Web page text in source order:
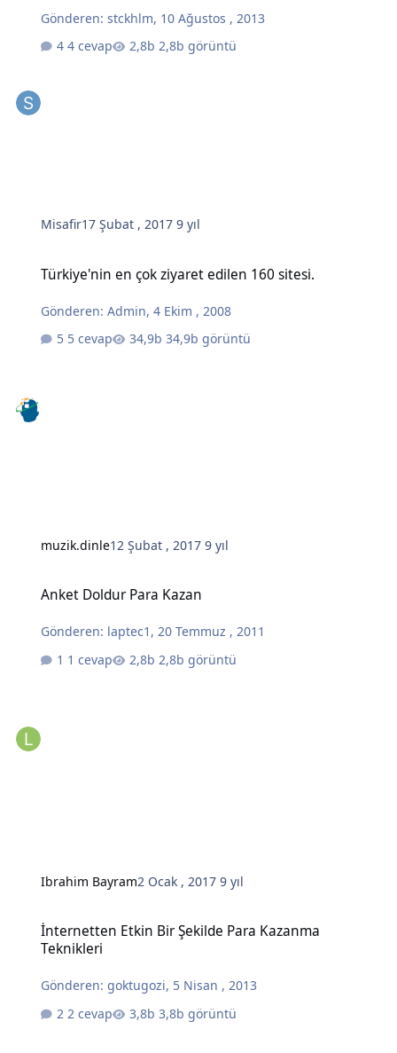
Gönderen:stckhlm, 10 Ağustos , 2013
4 cevap
2,8b görüntü
Misafir17 Şubat , 20179 yıl
Türkiye'nin en çok ziyaret edilen 160 sitesi.
Gönderen:Admin,4 Ekim , 2008
5 cevap
34,9b görüntü
muzik.dinle12 Şubat , 20179 yıl
Anket Doldur Para Kazan
Gönderen: laptec1 ,20 Temmuz , 2011
1 cevap
2,8b görüntü
Ibrahim Bayram2 Ocak , 20179 yıl
İnternetten Etkin Bir Şekilde Para Kazanma
Teknikleri
Gönderen:goktugozi, 5 Nisan , 2013
2 cevap
3,8b görüntü